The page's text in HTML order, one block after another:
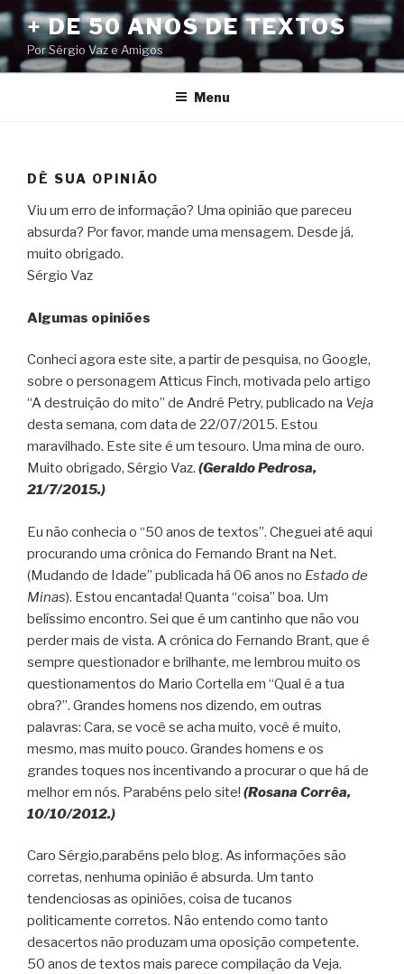
Pular
para
o
conteúdo
+ DE 50 ANOS DE TEXTOS
Por Sérgio Vaz e Amigos
Menu
DÊ SUA OPINIÃO
Viu um erro de informação? Uma opinião que pareceu
absurda? Por favor, mande uma mensagem. Desde já,
muito obrigado.
Sérgio Vaz
Algumas opiniões
Conheci agora este site, a partir de pesquisa, no Google,
sobre o personagem Atticus Finch, motivada pelo artigo
“A destruição do mito” de André Petry, publicado na Veja
desta semana, com data de 22/07/2015. Estou
maravilhado. Este site é um tesouro. Uma mina de ouro.
Muito obrigado, Sérgio Vaz. (Geraldo Pedrosa,
21/7/2015.)
Eu não conhecia o “50 anos de textos”. Cheguei até aqui
procurando uma crônica do Fernando Brant na Net.
(Mudando de Idade” publicada há 06 anos no Estado de
Minas). Estou encantada! Quanta “coisa” boa. Um
belíssimo encontro. Sei que é um cantinho que não vou
perder mais de vista. A crônica do Fernando Brant, que é
sempre questionador e brilhante, me lembrou muito os
questionamentos do Mario Cortella em “Qual é a tua
obra?”. Grandes homens nos dizendo, em outras
palavras: Cara, se você se acha muito, você é muito,
mesmo, mas muito pouco. Grandes homens e os
grandes toques nos incentivando a procurar o que há de
melhor em nós. Parabéns pelo site! (Rosana Corrêa,
10/10/2012.)
Caro Sérgio,parabéns pelo blog. As informações são
corretas, nenhuma opinião é absurda. Um tanto
tendenciosas as opiniões, coisa de tucanos
politicamente corretos. Não entendo como tanto
desacertos não produzam uma oposição competente.
50 anos de textos mais parece compilação da Veja.